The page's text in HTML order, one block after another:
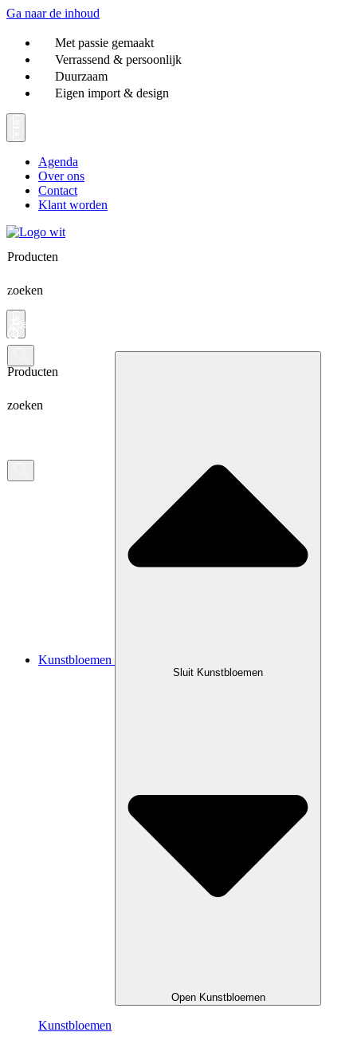
Ga naar de inhoud
Met passie gemaakt
Verrassend & persoonlijk
Duurzaam
Eigen import & design
Agenda
Over ons
Contact
Klant worden
Producten
zoeken
Producten
zoeken
Kunstbloemen
Sluit Kunstbloemen
Open Kunstbloemen
Kunstbloemen